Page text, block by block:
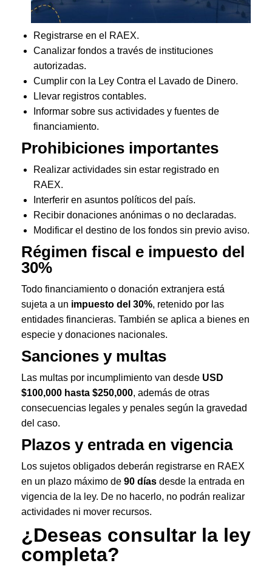
Registrarse en el RAEX.
Canalizar fondos a través de instituciones
autorizadas.
Cumplir con la Ley Contra el Lavado de Dinero.
Llevar registros contables.
Informar sobre sus actividades y fuentes de
financiamiento.
Prohibiciones importantes
Realizar actividades sin estar registrado en
RAEX.
Interferir en asuntos políticos del país.
Recibir donaciones anónimas o no declaradas.
Modificar el destino de los fondos sin previo aviso.
Régimen fiscal e impuesto del
30%
Todo financiamiento o donación extranjera está
sujeta a un impuesto del 30%, retenido por las
entidades financieras. También se aplica a bienes en
especie y donaciones nacionales.
Sanciones y multas
Las multas por incumplimiento van desde USD
$100,000 hasta $250,000, además de otras
consecuencias legales y penales según la gravedad
del caso.
Plazos y entrada en vigencia
Los sujetos obligados deberán registrarse en RAEX
en un plazo máximo de 90 días desde la entrada en
vigencia de la ley. De no hacerlo, no podrán realizar
actividades ni mover recursos.
¿Deseas consultar la ley
completa?